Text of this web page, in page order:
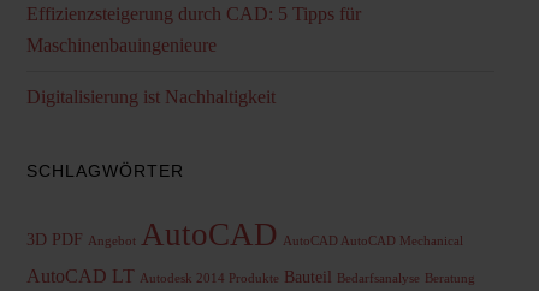
Effizienzsteigerung durch CAD: 5 Tipps für
Maschinenbauingenieure
Digitalisierung ist Nachhaltigkeit
SCHLAGWÖRTER
3D PDF Angebot AutoCAD AutoCAD AutoCAD Mechanical
AutoCAD LT Autodesk 2014 Produkte Bauteil Bedarfsanalyse Beratung